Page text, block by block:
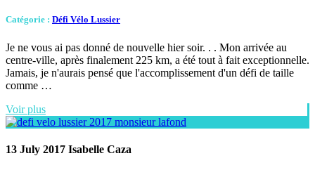
Catégorie : Défi Vélo Lussier
Je ne vous ai pas donné de nouvelle hier soir. . . Mon arrivée au
centre-ville, après finalement 225 km, a été tout à fait exceptionnelle.
Jamais, je n'aurais pensé que l'accomplissement d'un défi de taille
comme …
Voir plus
13 July 2017 Isabelle Caza